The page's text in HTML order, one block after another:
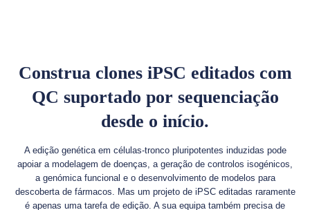
Construa clones iPSC editados com
QC suportado por sequenciação
desde o início.
A edição genética em células-tronco pluripotentes induzidas pode
apoiar a modelagem de doenças, a geração de controlos isogénicos,
a genómica funcional e o desenvolvimento de modelos para
descoberta de fármacos. Mas um projeto de iPSC editadas raramente
é apenas uma tarefa de edição. A sua equipa também precisa de